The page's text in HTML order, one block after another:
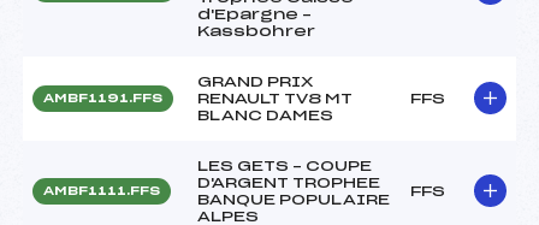
d'Epargne –
Kassbohrer
AMBF1191.FFS
GRAND PRIX
RENAULT TV8 MT
BLANC DAMES
FFS
AMBF1111.FFS
LES GETS – COUPE
D'ARGENT TROPHEE
BANQUE POPULAIRE
ALPES
FFS